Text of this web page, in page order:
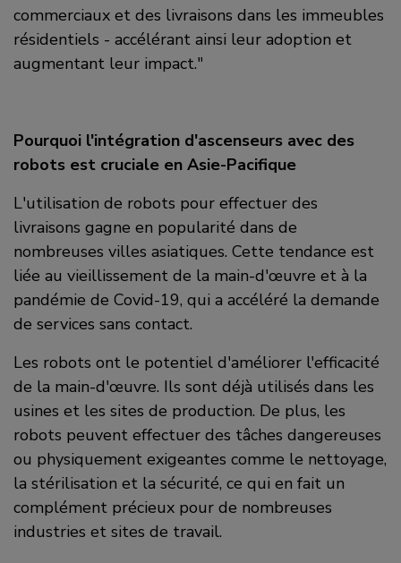
commerciaux et des livraisons dans les immeubles
résidentiels - accélérant ainsi leur adoption et
augmentant leur impact."
Pourquoi l'intégration d'ascenseurs avec des
robots est cruciale en Asie-Pacifique
L'utilisation de robots pour effectuer des
livraisons gagne en popularité dans de
nombreuses villes asiatiques. Cette tendance est
liée au vieillissement de la main-d'œuvre et à la
pandémie de Covid-19, qui a accéléré la demande
de services sans contact.
Les robots ont le potentiel d'améliorer l'efficacité
de la main-d'œuvre. Ils sont déjà utilisés dans les
usines et les sites de production. De plus, les
robots peuvent effectuer des tâches dangereuses
ou physiquement exigeantes comme le nettoyage,
la stérilisation et la sécurité, ce qui en fait un
complément précieux pour de nombreuses
industries et sites de travail.